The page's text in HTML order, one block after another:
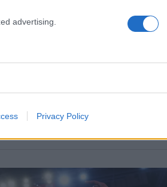
advertising.
Privacy Policy
ξεπέρασε
7η θέση της
τους κορυφαίους
για τον Αμερικανό φόργουορντ στο ΝΒΑ